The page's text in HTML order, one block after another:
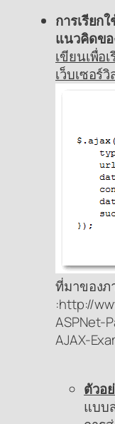
การเรียก
แนวคิดขอ
เขียนเพื่อ
เว็บเซอร์วิ
ที่มาของภ
:http://
ASPNet-
AJAX-
ตัวอ
แบบ